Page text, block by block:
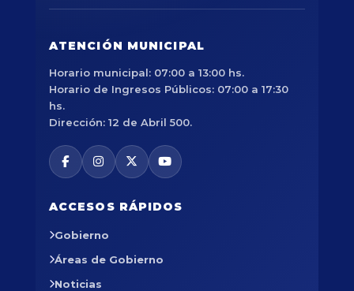
ATENCIÓN MUNICIPAL
Horario municipal: 07:00 a 13:00 hs.
Horario de Ingresos Públicos: 07:00 a 17:30
hs.
Dirección: 12 de Abril 500.
ACCESOS RÁPIDOS
Gobierno
Áreas de Gobierno
Noticias